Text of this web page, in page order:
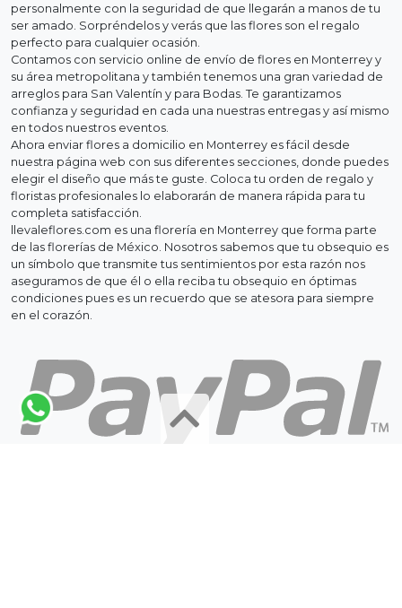
personalmente con la seguridad de que llegarán a manos de tu
ser amado. Sorpréndelos y verás que las flores son el regalo
perfecto para cualquier ocasión.
Contamos con servicio online de envío de flores en Monterrey y
su área metropolitana y también tenemos una gran variedad de
arreglos para San Valentín y para Bodas. Te garantizamos
confianza y seguridad en cada una nuestras entregas y así mismo
en todos nuestros eventos.
Ahora enviar flores a domicilio en Monterrey es fácil desde
nuestra página web con sus diferentes secciones, donde puedes
elegir el diseño que más te guste. Coloca tu orden de regalo y
floristas profesionales lo elaborarán de manera rápida para tu
completa satisfacción.
llevaleflores.com es una florería en Monterrey que forma parte
de las florerías de México. Nosotros sabemos que tu obsequio es
un símbolo que transmite tus sentimientos por esta razón nos
aseguramos de que él o ella reciba tu obsequio en óptimas
condiciones pues es un recuerdo que se atesora para siempre
en el corazón.